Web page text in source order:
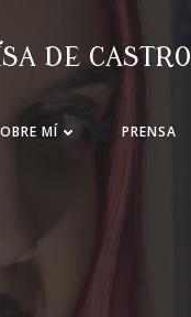
DE CASTRO
MÍ PRENSA